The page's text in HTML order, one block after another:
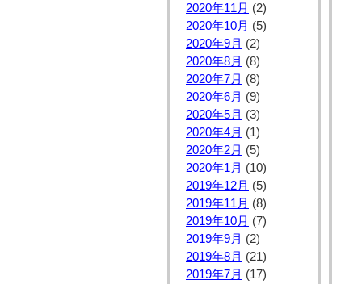
2020年11月 (2)
2020年10月 (5)
2020年9月 (2)
2020年8月 (8)
2020年7月 (8)
2020年6月 (9)
2020年5月 (3)
2020年4月 (1)
2020年2月 (5)
2020年1月 (10)
2019年12月 (5)
2019年11月 (8)
2019年10月 (7)
2019年9月 (2)
2019年8月 (21)
2019年7月 (17)